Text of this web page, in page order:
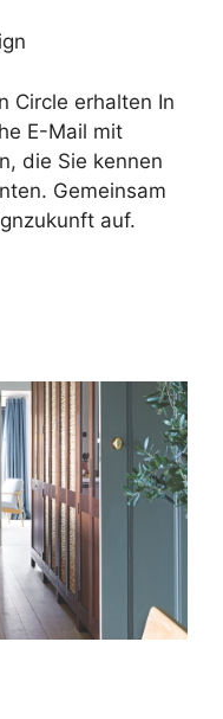
Circle erhalten In
E-Mail mit
die Sie kennen
Gemeinsam
auf.